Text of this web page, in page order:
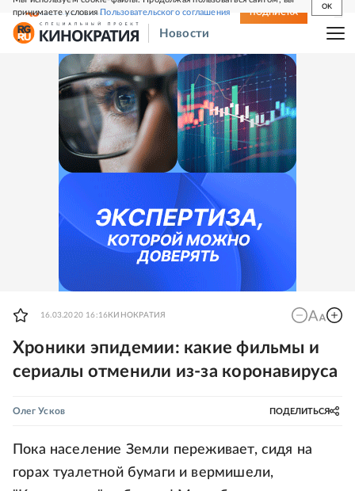
принимаете условияПользовательского соглашения
OK
СВЕЖИЙ НОМЕР ПОДПИСКА
Новости
16.03.2020 16:16 КИНОКРАТИЯ
Хроники эпидемии: какие фильмы и
сериалы отменили из-за коронавируса
Олег Усков ПОДЕЛИТЬСЯ
Пока население Земли переживает, сидя на
горах туалетной бумаги и вермишели,